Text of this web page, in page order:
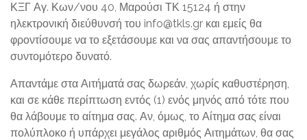
ΚΞΓ Αγ. Κων/νου 40, Μαρούσι ΤΚ 15124 ή στην
ηλεκτρονική διεύθυνσή του info@tkls.gr και εμείς θα
φροντίσουμε να το εξετάσουμε και να σας απαντήσουμε το
συντομότερο δυνατό.
Απαντάμε στα Αιτήματά σας δωρεάν, χωρίς καθυστέρηση,
και σε κάθε περίπτωση εντός (1) ενός μηνός από τότε που
θα λάβουμε το αίτημα σας. Αν, όμως, το Αίτημα σας είναι
πολύπλοκο ή υπάρχει μεγάλος αριθμός Αιτημάτων, θα σας